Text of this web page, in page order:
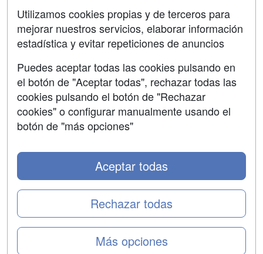
Contactar
Confidencialidad
Aviso legal
Copyleft
Utilizamos cookies propias y de terceros para
mejorar nuestros servicios, elaborar información
estadística y evitar repeticiones de anuncios
Puedes aceptar todas las cookies pulsando en
el botón de "Aceptar todas", rechazar todas las
cookies pulsando el botón de "Rechazar
cookies" o configurar manualmente usando el
botón de "más opciones"
Más opciones
Rechazar todas
Aceptar todas